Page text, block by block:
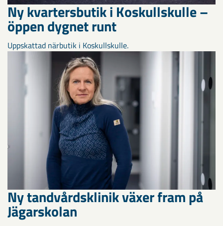
Ny kvartersbutik i Koskullskulle –
öppen dygnet runt
Uppskattad närbutik i Koskullskulle.
Ny tandvårdsklinik växer fram på
Jägarskolan